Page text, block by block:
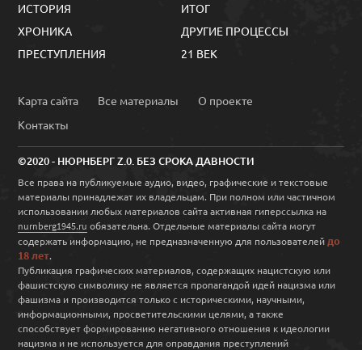
ИСТОРИЯ
ХРОНИКА
ПРЕСТУПЛЕНИЯ
ИТОГ
ДРУГИЕ ПРОЦЕССЫ
21 ВЕК
Карта сайта Все материалы
О проекте
Контакты
©2020 - НЮРНБЕРГ Z.0. БЕЗ СРОКА ДАВНОСТИ
Все права на публикуемые аудио, видео, графические и текстовые
материалы принадлежат их владельцам. При полном или частичном
использовании любых материалов сайта активная гиперссылка на
nurnberg1945.ru обязательна. Отдельные материалы сайта могут
содержать информацию, не предназначенную для пользователей до
18 лет.
Публикация графических материалов, содержащих нацистскую или
фашистскую символику не является пропагандой идей нацизма или
фашизма и производится только с историческими, научными,
информационными, просветительскими целями, а также
способствует формированию негативного отношения к идеологии
нацизма и не используется для оправдания преступлений